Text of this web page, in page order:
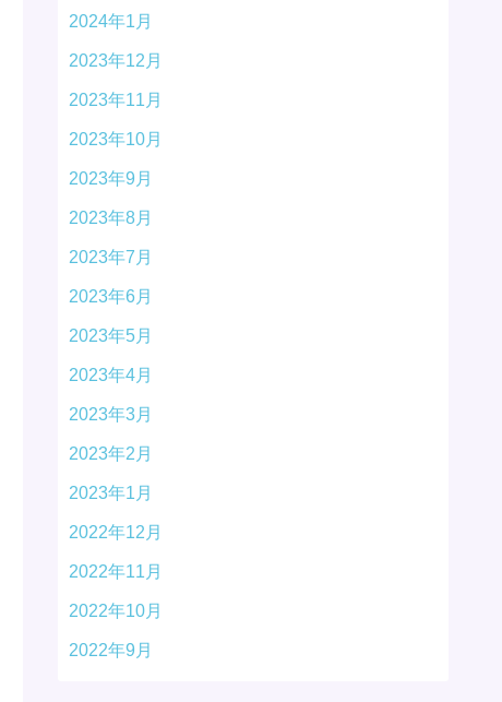
2024年1月
2023年12月
2023年11月
2023年10月
2023年9月
2023年8月
2023年7月
2023年6月
2023年5月
2023年4月
2023年3月
2023年2月
2023年1月
2022年12月
2022年11月
2022年10月
2022年9月